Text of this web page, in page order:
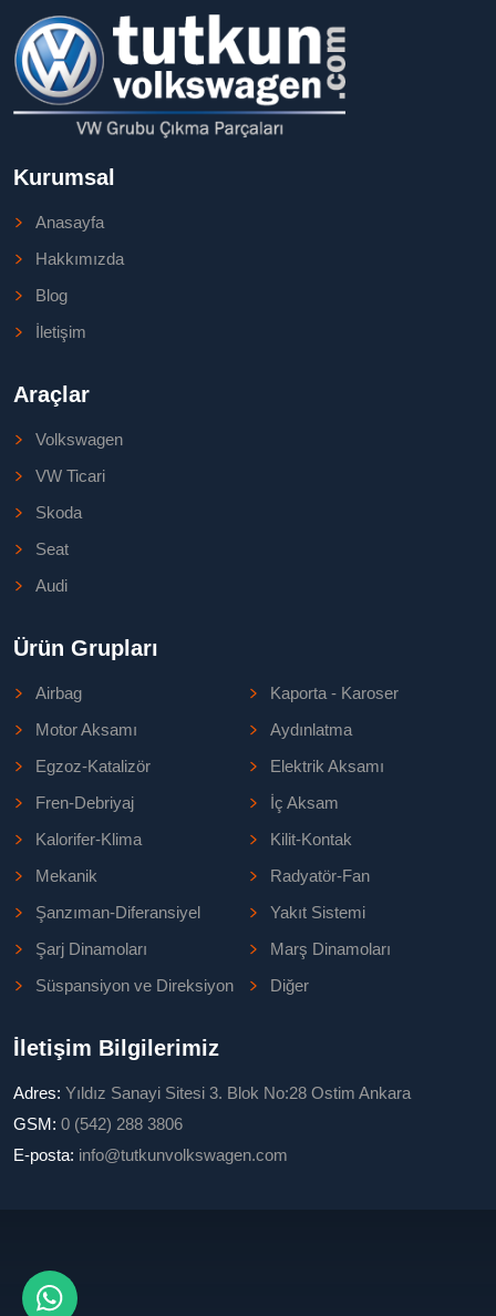
Kurumsal
Anasayfa
Hakkımızda
Blog
İletişim
Araçlar
Volkswagen
VW Ticari
Skoda
Seat
Audi
Ürün Grupları
Airbag
Kaporta - Karoser
Motor Aksamı
Aydınlatma
Egzoz-Katalizör
Elektrik Aksamı
Fren-Debriyaj
İç Aksam
Kalorifer-Klima
Kilit-Kontak
Mekanik
Radyatör-Fan
Şanzıman-Diferansiyel
Yakıt Sistemi
Şarj Dinamoları
Marş Dinamoları
Süspansiyon ve Direksiyon
Diğer
İletişim Bilgilerimiz
Adres: Yıldız Sanayi Sitesi 3. Blok No:28 Ostim Ankara
GSM: 0 (542) 288 3806
E-posta: info@tutkunvolkswagen.com